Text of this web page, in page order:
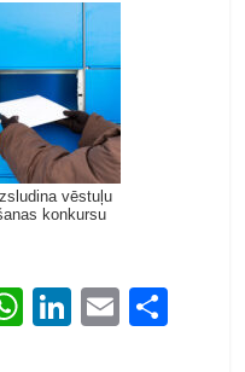
vēstuļu
konkursu
W Li E